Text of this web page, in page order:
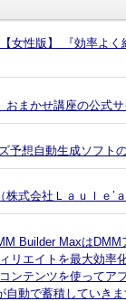
女性版】 『効率よ
まかせ講座の公式
予想自動生成ソフト
式会社Ｌａｕｌｅ’
Builder Maxは
リエイトを最大効
ンテンツを使ってア
自動で蓄積していき